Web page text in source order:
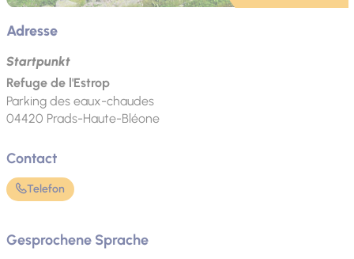
Adresse
Startpunkt
Refuge de l'Estrop
Parking des eaux-chaudes
04420 Prads-Haute-Bléone
Contact
Telefon
Gesprochene Sprache